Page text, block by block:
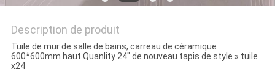
Description de produit
Tuile de mur de salle de bains, carreau de céramique
600*600mm haut Quanlity 24" de nouveau tapis de style » tuile
x24